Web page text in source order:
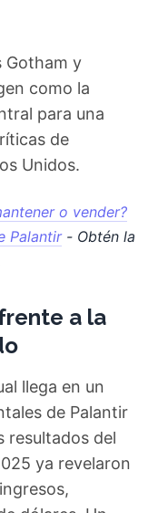
Gotham y
como la
para una
de
Unidos.
o vender?
Palantir- Obtén la
a la
llega en un
de Palantir
resultados del
ya revelaron